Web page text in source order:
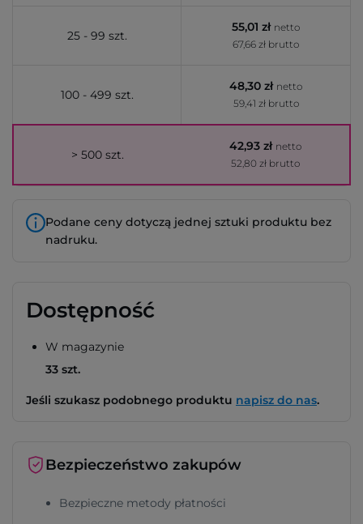
25 - 99 szt.
55,01 zł netto
67,66 zł brutto
100 - 499 szt.
48,30 zł netto
59,41 zł brutto
> 500 szt.
42,93 zł netto
52,80 zł brutto
Podane ceny dotyczą jednej sztuki produktu bez
nadruku.
Dostępność
W magazynie
33 szt.
Jeśli szukasz podobnego produktu napisz do nas.
Bezpieczeństwo zakupów
Bezpieczne metody płatności